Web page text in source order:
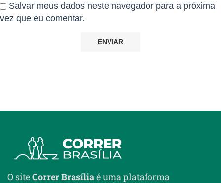
Salvar meus dados neste navegador para a próxima
vez que eu comentar.
O siteCorrer Brasíliaé uma plataforma